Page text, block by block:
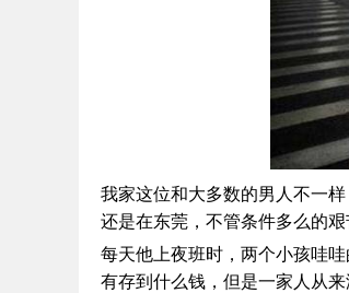
我家这位和大多数的男人不一
还是在东莞，不管条件多么的
每天他上夜班时，两个小孩哇
有存到什么钱，但是一家人从